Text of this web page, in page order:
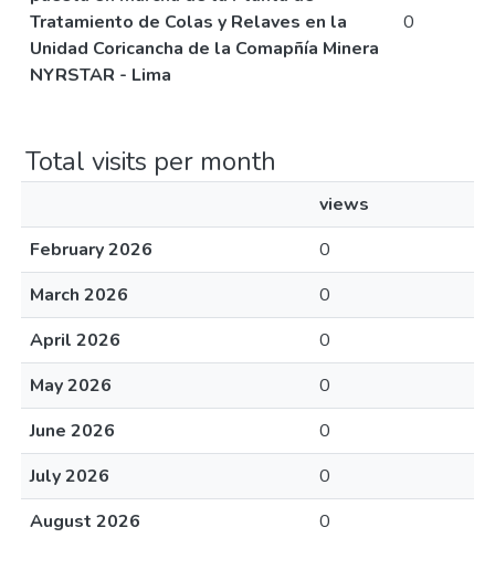
Tratamiento de Colas y Relaves en la
Unidad Coricancha de la Comapñía Minera
NYRSTAR - Lima
0
Total visits per month
views
February 2026
0
March 2026
0
April 2026
0
May 2026
0
June 2026
0
July 2026
0
August 2026
0